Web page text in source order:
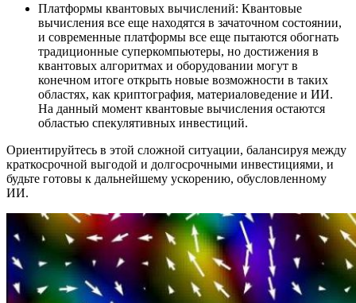
Платформы квантовых вычислений: Квантовые
вычисления все еще находятся в зачаточном состоянии,
и современные платформы все еще пытаются обогнать
традиционные суперкомпьютеры, но достижения в
квантовых алгоритмах и оборудовании могут в
конечном итоге открыть новые возможности в таких
областях, как криптография, материаловедение и ИИ.
На данный момент квантовые вычисления остаются
областью спекулятивных инвестиций.
Ориентируйтесь в этой сложной ситуации, балансируя между
краткосрочной выгодой и долгосрочными инвестициями, и
будьте готовы к дальнейшему ускорению, обусловленному
ИИ.